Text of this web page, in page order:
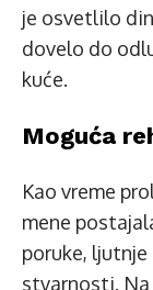
je osvetlilo
dovelo do
kuće.
Moguća
Kao vreme
mene
poruke,
stvarnosti. Na